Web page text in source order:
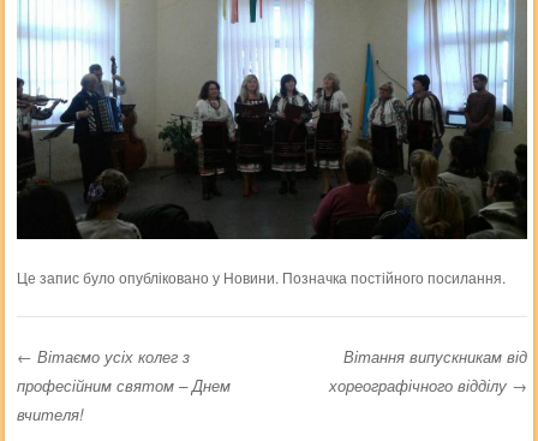
Це запис було опубліковано у Новини. Позначка постійного посилання.
Навігація записів
← Вітаємо усіх колег з
професійним святом – Днем
вчителя!
Вітання випускникам від
хореографічного відділу →